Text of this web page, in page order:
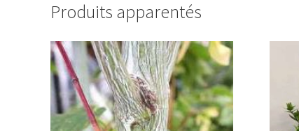
Produits apparentés